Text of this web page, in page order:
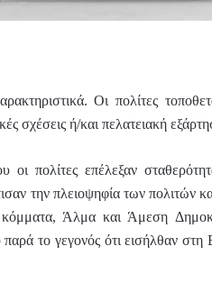
Οι πολίτες
σχέσεις ή/και πελατειακή
οι πολίτες επέλεξαν
την πλειοψηφία των πολιτών
Άλμα και Άμεση
το γεγονός ότι εισήλθαν